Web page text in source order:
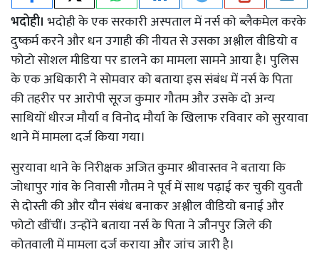
भदोही। भदोही के एक सरकारी अस्पताल में नर्स को ब्लैकमेल करके
दुष्कर्म करने और धन उगाही की नीयत से उसका अश्लील वीडियो व
फोटो सोशल मीडिया पर डालने का मामला सामने आया है। पुलिस
के एक अधिकारी ने सोमवार को बताया इस संबंध में नर्स के पिता
की तहरीर पर आरोपी सूरज कुमार गौतम और उसके दो अन्य
साथियों धीरज मौर्या व विनोद मौर्या के खिलाफ रविवार को सुरयावा
थाने में मामला दर्ज किया गया।
सुरयावा थाने के निरीक्षक अजित कुमार श्रीवास्तव ने बताया कि
जोधापुर गांव के निवासी गौतम ने पूर्व में साथ पढ़ाई कर चुकी युवती
से दोस्ती की और यौन संबंध बनाकर अश्लील वीडियो बनाई और
फोटो खींचीं। उन्होंने बताया नर्स के पिता ने जौनपुर जिले की
कोतवाली में मामला दर्ज कराया और जांच जारी है।